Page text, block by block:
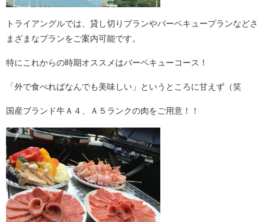
トライアングルでは、貸し切りプランやバーベキュープランなどさ
まざまなプランをご案内可能です。
特にこれからの時期オススメはバーベキューコース！
「外で食べればなんでも美味しい」というところに甘えず（笑
国産ブランド牛Ａ４、Ａ５ランクの肉をご用意！！